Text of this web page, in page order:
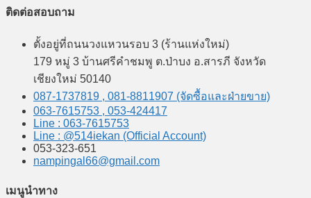
ติดต่อสอบถาม
ตั้งอยู่ที่ถนนวงแหวนรอบ 3 (ร้านแห่งใหม่)
179 หมู่ 3 บ้านศรีคำชมพู ต.ป่าบง อ.สารภี จังหวัด
เชียงใหม่ 50140
087-1737819 , 081-8811907 (จัดซื้อและฝ่ายขาย)
063-7615753 , 053-424417
Line : 063-7615753
Line : @514iekan (Official Account)
053-323-651
nampingal66@gmail.com
เมนูนำทาง